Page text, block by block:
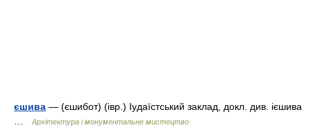
єшива — (єшибот) (івр.) Іудаїстський заклад, докл. див. ієшива
Архітектура і монументальне мистецтво